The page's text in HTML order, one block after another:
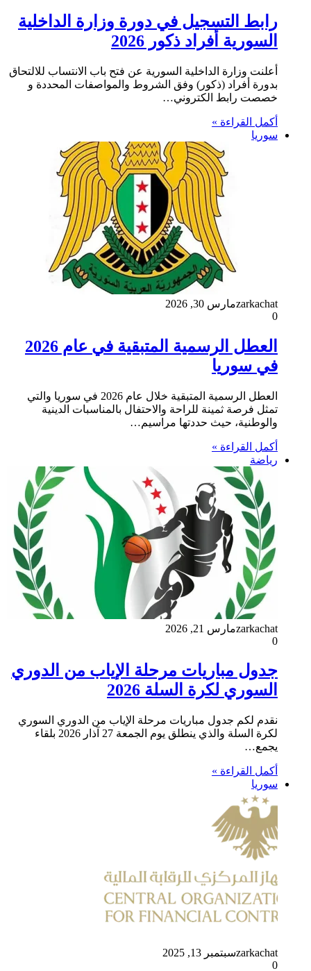
رابط التسجيل في دورة وزارة الداخلية
السورية أفراد ذكور 2026
أعلنت وزارة الداخلية السورية عن فتح باب الانتساب للالتحاق
بدورة أفراد (ذكور) وفق الشروط والمواصفات المحددة و
خصصت رابط الكتروني…
أكمل القراءة »
سوريا
zarkachatمارس 30, 2026
0
العطل الرسمية المتبقية في عام 2026
في سوريا
العطل الرسمية المتبقية خلال عام 2026 في سوريا والتي
تمثل فرصة ثمينة للراحة والاحتفال بالمناسبات الدينية
والوطنية، حيث حددتها مراسيم…
أكمل القراءة »
رياضة
zarkachatمارس 21, 2026
0
جدول مباريات مرحلة الإياب من الدوري
السوري لكرة السلة 2026
نقدم لكم جدول مباريات مرحلة الإياب من الدوري السوري
لكرة السلة والذي ينطلق يوم الجمعة 27 آذار 2026 بلقاء
يجمع…
أكمل القراءة »
سوريا
zarkachatسبتمبر 13, 2025
0